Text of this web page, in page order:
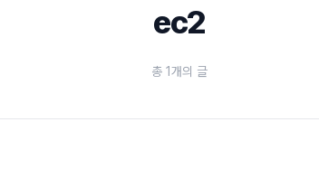
ec2
총 1개의 글